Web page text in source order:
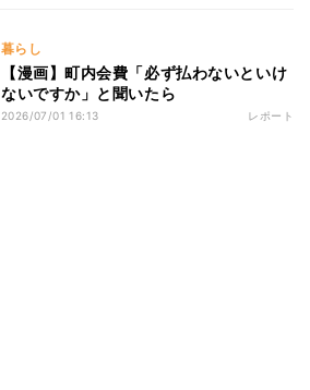
暮らし
【漫画】町内会費「必ず払わないといけ
ないですか」と聞いたら
2026/07/01 16:13 レポート